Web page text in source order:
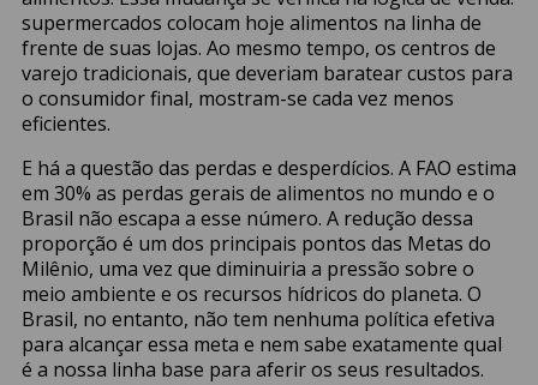
supermercados colocam hoje alimentos na linha de
frente de suas lojas. Ao mesmo tempo, os centros de
varejo tradicionais, que deveriam baratear custos para
o consumidor final, mostram-se cada vez menos
eficientes.
E há a questão das perdas e desperdícios. A FAO estima
em 30% as perdas gerais de alimentos no mundo e o
Brasil não escapa a esse número. A redução dessa
proporção é um dos principais pontos das Metas do
Milênio, uma vez que diminuiria a pressão sobre o
meio ambiente e os recursos hídricos do planeta. O
Brasil, no entanto, não tem nenhuma política efetiva
para alcançar essa meta e nem sabe exatamente qual
é a nossa linha base para aferir os seus resultados.